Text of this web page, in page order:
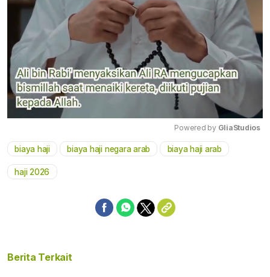
Mute
Powered by GliaStudios
biaya haji biaya haji negara arab biaya haji arab
haji 2026
Berita Terkait